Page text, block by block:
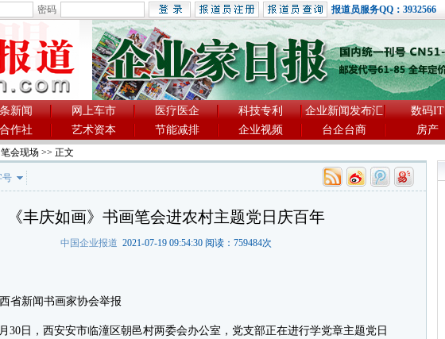
密码 报道员服务QQ：3932566
新闻 网上车市 医疗医企 科技专利 企业新闻发布汇 数码IT
作社
艺术资本 节能减排 企业视频 台企台商 房产
笔会现场 >> 正文
号
《丰庆如画》书画笔会进农村主题党日庆百年
中国企业报道 2021-07-19 09:54:30 阅读： 759484次
新闻书画家协会举报
日，西安安市临潼区朝邑村两委会办公室，党支部正在进行学党章主题党日